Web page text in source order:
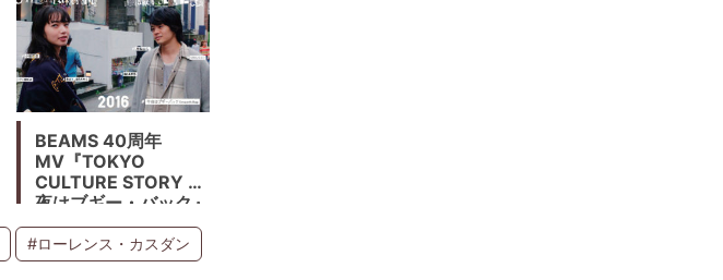
BEAMS 40周年
MV『TOKYO
CULTURE STORY 今
夜はブギー・バック』
(2016) カルチャー、
ファッション、音楽の
映像走馬灯
#ローレンス・カスダン